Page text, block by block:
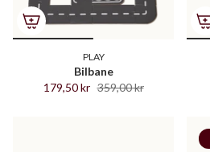
PLAY
Bilbane
179,50 kr 359,00 kr